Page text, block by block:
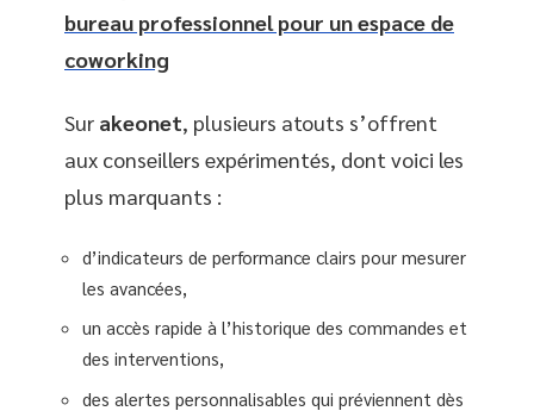
bureau professionnel pour un espace de
coworking
Sur akeonet, plusieurs atouts s’offrent
aux conseillers expérimentés, dont voici les
plus marquants :
d’indicateurs de performance clairs pour mesurer
les avancées,
un accès rapide à l’historique des commandes et
des interventions,
des alertes personnalisables qui préviennent dès